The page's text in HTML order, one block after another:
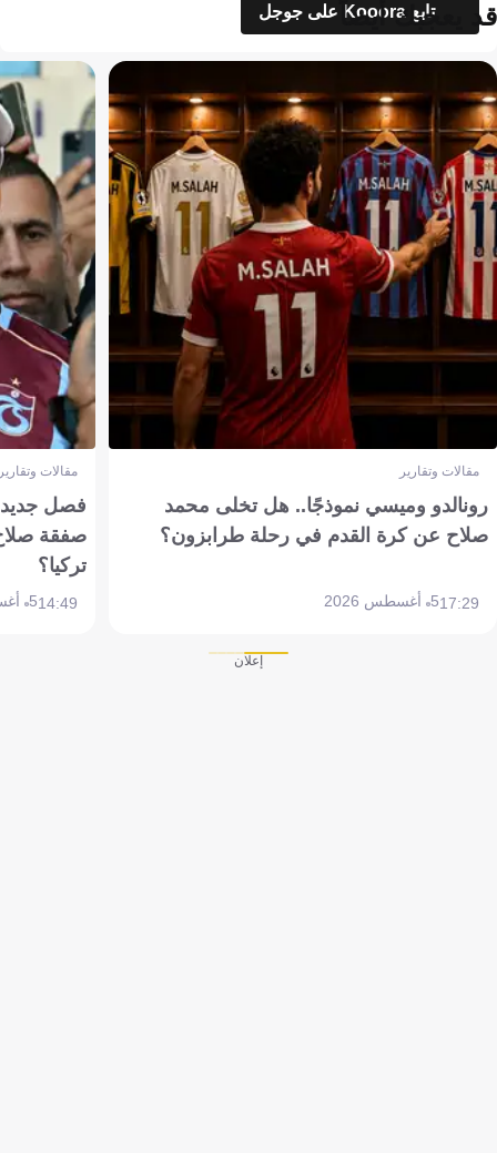
تابع Kooora على جوجل
قد يعجبك أيضاً
مقالات وتقارير
رونالدو وميسي نموذجًا.. هل تخلى محمد
صلاح عن كرة القدم في رحلة طرابزون؟
17:295 أغسطس 2026
مقالات
فصل جديد
صفقة
تركيا؟
14:495 أغسطس 2026
إعلان